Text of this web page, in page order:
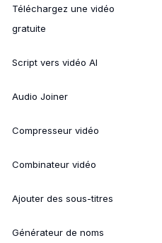
Téléchargez une vidéo
gratuite
Script vers vidéo AI
Audio Joiner
Compresseur vidéo
Combinateur vidéo
Ajouter des sous-titres
Générateur de noms